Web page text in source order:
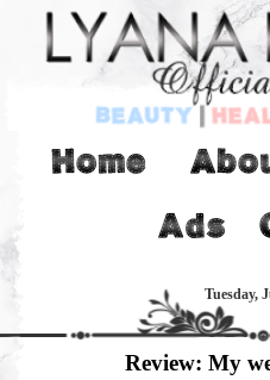
Tuesday,
Review: My